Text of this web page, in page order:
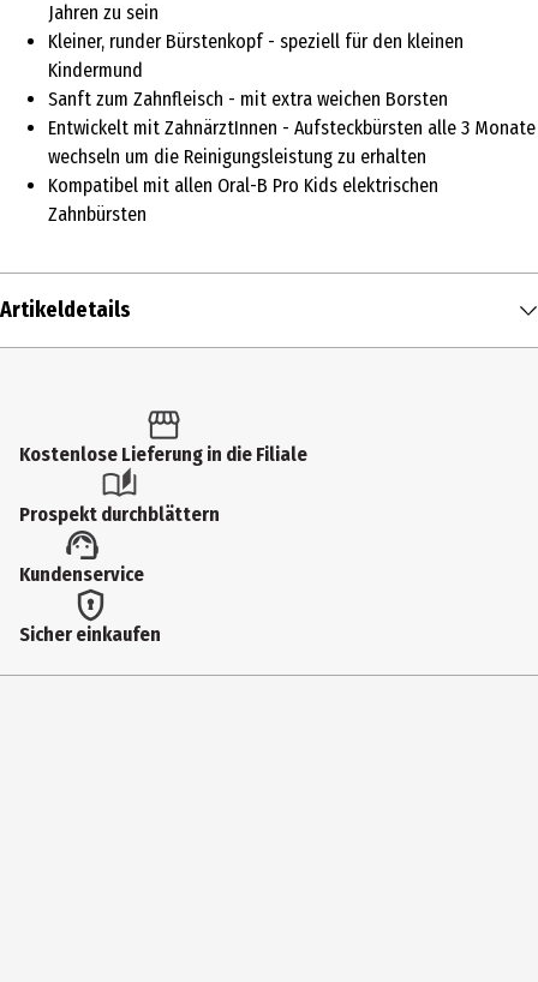
Jahren zu sein
Kleiner, runder Bürstenkopf - speziell für den kleinen
Kindermund
Sanft zum Zahnfleisch - mit extra weichen Borsten
Entwickelt mit ZahnärztInnen - Aufsteckbürsten alle 3 Monate
wechseln um die Reinigungsleistung zu erhalten
Kompatibel mit allen Oral-B Pro Kids elektrischen
Zahnbürsten
Artikeldetails
Produkttyp
Aufsteck- & Ersatzbürsten
Inhaltsstoffe
Hersteller
Kostenlose Lieferung in die Filiale
Prospekt durchblättern
Kundenservice
Sicher einkaufen